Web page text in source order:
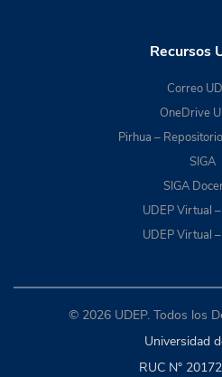
Recursos
Correo
OneDrive
Pirhua –
SIGA
SIGA
UDEP Virtual
UDEP Virtual
© 2026 UDEP. Todos los
Universidad
RUC N°